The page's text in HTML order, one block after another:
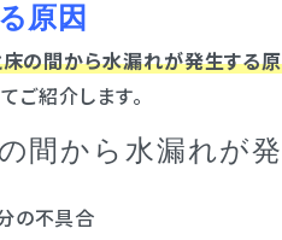
原因
床の間から水漏れが発生する原
ご紹介します。
間から水漏れが発
の不具合